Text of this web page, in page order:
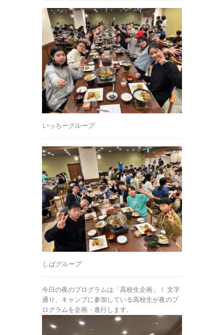
いっちーグループ
しばグループ
今日の夜のプログラムは「高校生企画」！ 文字
通り、キャンプに参加している高校生が夜のプ
ログラムを企画・進行します。